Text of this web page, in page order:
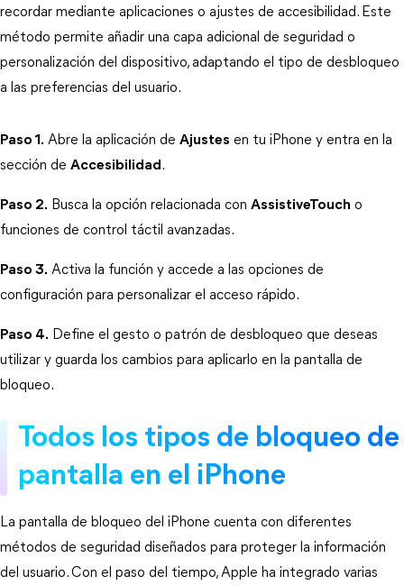
recordar mediante aplicaciones o ajustes de accesibilidad. Este
método permite añadir una capa adicional de seguridad o
personalización del dispositivo, adaptando el tipo de desbloqueo
a las preferencias del usuario.
Paso 1. Abre la aplicación de Ajustes en tu iPhone y entra en la
sección de Accesibilidad.
Paso 2. Busca la opción relacionada con AssistiveTouch o
funciones de control táctil avanzadas.
Paso 3. Activa la función y accede a las opciones de
configuración para personalizar el acceso rápido.
Paso 4. Define el gesto o patrón de desbloqueo que deseas
utilizar y guarda los cambios para aplicarlo en la pantalla de
bloqueo.
Todos los tipos de bloqueo de
pantalla en el iPhone
La pantalla de bloqueo del iPhone cuenta con diferentes
métodos de seguridad diseñados para proteger la información
del usuario. Con el paso del tiempo, Apple ha integrado varias